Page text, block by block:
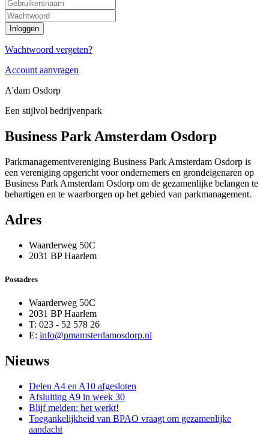
Wachtwoord vergeten?
Account aanvragen
A'dam Osdorp
Een stijlvol bedrijvenpark
Business Park Amsterdam Osdorp
Parkmanagementvereniging Business Park Amsterdam Osdorp is
een vereniging opgericht voor ondernemers en grondeigenaren op
Business Park Amsterdam Osdorp om de gezamenlijke belangen te
behartigen en te waarborgen op het gebied van parkmanagement.
Adres
Waarderweg 50C
2031 BP Haarlem
Postadres
Waarderweg 50C
2031 BP Haarlem
T: 023 - 52 578 26
E: info@pmamsterdamosdorp.nl
Nieuws
Delen A4 en A10 afgesloten
Afsluiting A9 in week 30
Blijf melden: het werkt!
Toegankelijkheid van BPAO vraagt om gezamenlijke
aandacht